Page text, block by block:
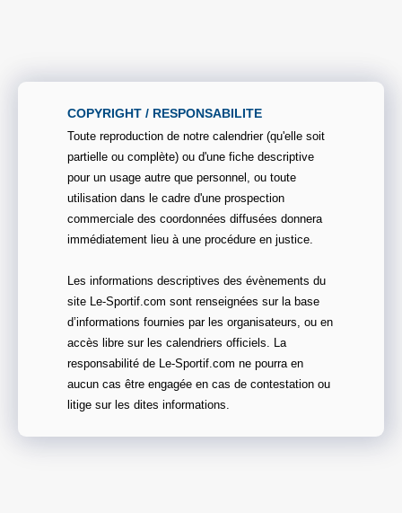
COPYRIGHT / RESPONSABILITE
Toute reproduction de notre calendrier (qu'elle soit
partielle ou complète) ou d'une fiche descriptive
pour un usage autre que personnel, ou toute
utilisation dans le cadre d'une prospection
commerciale des coordonnées diffusées donnera
immédiatement lieu à une procédure en justice.
Les informations descriptives des évènements du
site Le-Sportif.com sont renseignées sur la base
d’informations fournies par les organisateurs, ou en
accès libre sur les calendriers officiels. La
responsabilité de Le-Sportif.com ne pourra en
aucun cas être engagée en cas de contestation ou
litige sur les dites informations.